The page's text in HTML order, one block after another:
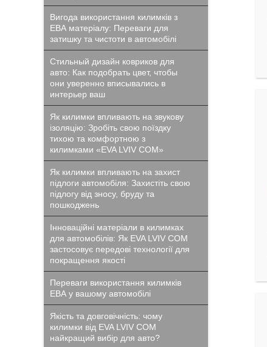
Вигода використання килимків з
ЕВА матеріалу: Переваги для
затишку та чистоти в автомобілі
Стильный дизайн ковриков для
авто: Как подобрать цвет, чтобы
они уверенно вписывались в
интерьер ваш
Як килимки впливають на звукову
ізоляцію: Зробіть свою поїздку
тихою та комфортною з
килимками «EVA LVIV COM»
Як килимки впливають на захист
підлоги автомобіля: Захистіть свою
підлогу від зносу, бруду та
пошкоджень
Інноваційні матеріали в килимках
для автомобілів: Як EVA LVIV COM
застосовує передові технології для
покращення якості
Переваги використання килимків
ЕВА у вашому автомобілі
Якість та довговічність: чому
килимки від EVA LVIV COM
найкращий вибір для авто?